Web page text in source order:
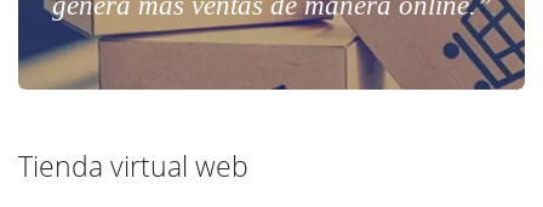
Tienda virtual web